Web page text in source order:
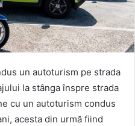
un autoturism pe strada
la stânga înspre strada
cu un autoturism condus
acesta din urmă fiind